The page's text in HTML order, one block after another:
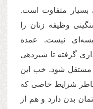
بسیار متفاوت است.
وظیفه زنان را
نیست. عمده
گرفته تا شیردهی
مستقل شود. خب این
شرایط خاصی که
بدن دارد و هم از